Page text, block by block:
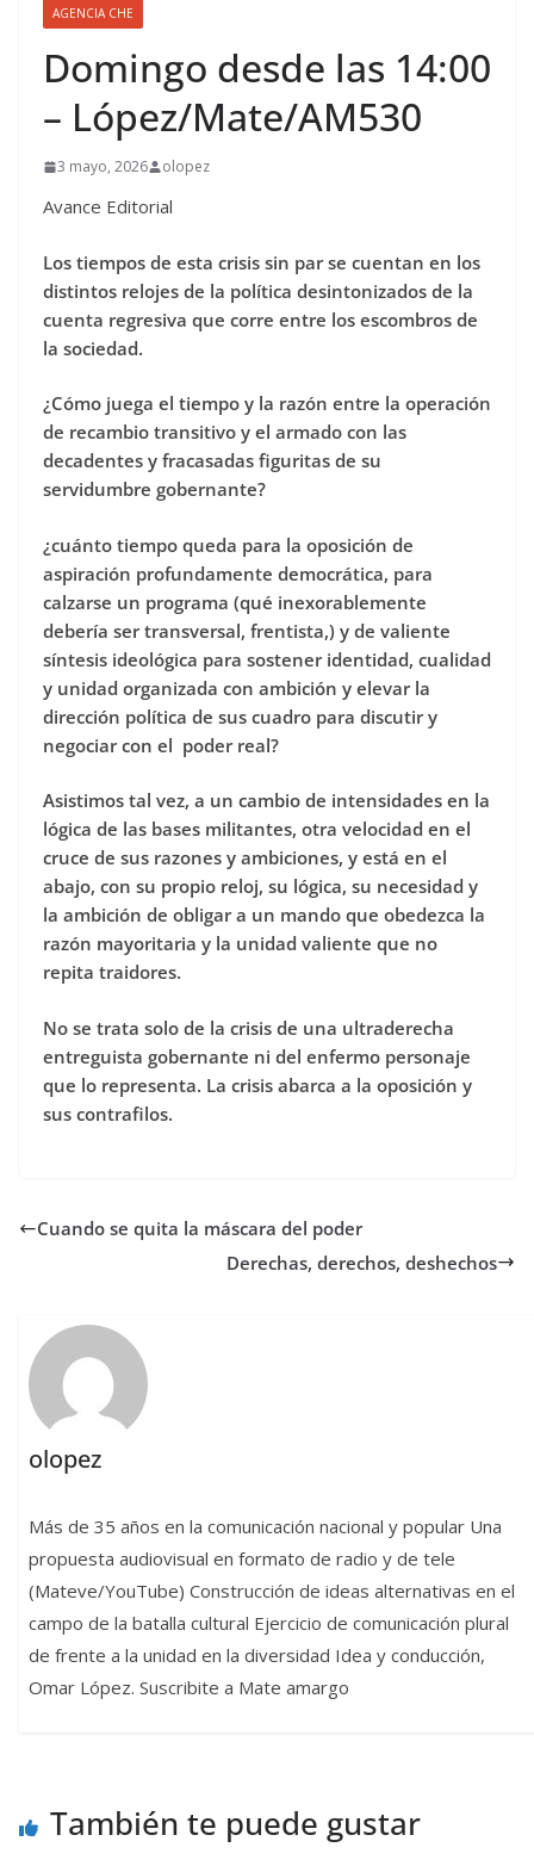
AGENCIA CHE
Domingo desde las 14:00
– López/Mate/AM530
3 mayo, 2026 olopez
Avance Editorial
Los tiempos de esta crisis sin par se cuentan en los
distintos relojes de la política desintonizados de la
cuenta regresiva que corre entre los escombros de
la sociedad.
¿Cómo juega el tiempo y la razón entre la operación
de recambio transitivo y el armado con las
decadentes y fracasadas figuritas de su
servidumbre gobernante?
¿cuánto tiempo queda para la oposición de
aspiración profundamente democrática, para
calzarse un programa (qué inexorablemente
debería ser transversal, frentista,) y de valiente
síntesis ideológica para sostener identidad, cualidad
y unidad organizada con ambición y elevar la
dirección política de sus cuadro para discutir y
negociar con el poder real?
Asistimos tal vez, a un cambio de intensidades en la
lógica de las bases militantes, otra velocidad en el
cruce de sus razones y ambiciones, y está en el
abajo, con su propio reloj, su lógica, su necesidad y
la ambición de obligar a un mando que obedezca la
razón mayoritaria y la unidad valiente que no
repita traidores.
No se trata solo de la crisis de una ultraderecha
entreguista gobernante ni del enfermo personaje
que lo representa. La crisis abarca a la oposición y
sus contrafilos.
Cuando se quita la máscara del poder
Derechas, derechos, deshechos
olopez
Más de 35 años en la comunicación nacional y popular Una
propuesta audiovisual en formato de radio y de tele
(Mateve/YouTube) Construcción de ideas alternativas en el
campo de la batalla cultural Ejercicio de comunicación plural
de frente a la unidad en la diversidad Idea y conducción,
Omar López. Suscribite a Mate amargo
También te puede gustar